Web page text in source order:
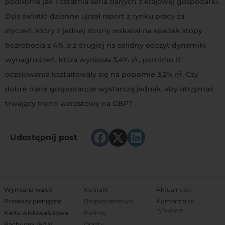
Dziś światło dzienne ujrzał raport z rynku pracy za
styczeń, który z jednej strony wskazał na spadek stopy
bezrobocia z 4%, a z drugiej na solidny odczyt dynamiki
wynagrodzeń, która wyniosła 3,4% r/r, pomimo iż
oczekiwania kształtowały się na poziomie 3,2% r/r. Czy
dobre dane gospodarcze wystarczą jednak, aby utrzymać
trwający trend wzrostowy na GBP?
Udostępnij post
Wymiana walut
Przekazy pieniężne
Karta wielowalutowa
Kontakt
Bezpieczeństwo
Pomoc
Aktualności
Komentarze
rynkowe